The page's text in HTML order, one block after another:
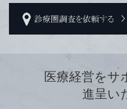
医療経営をサ
進呈い